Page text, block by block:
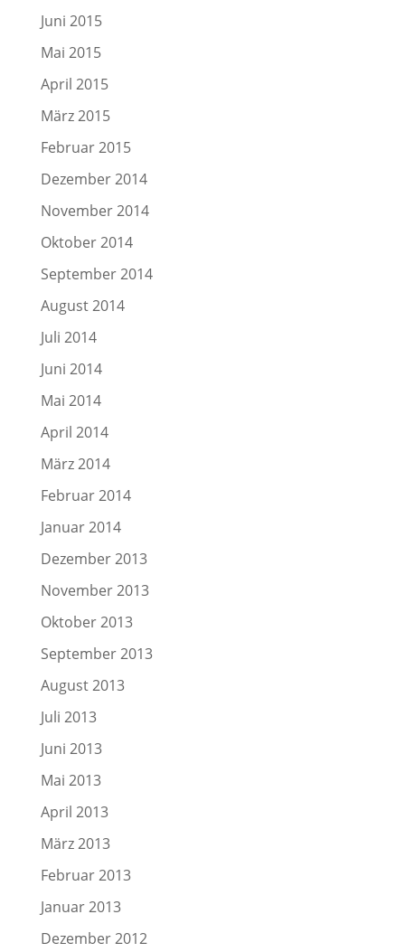
Juni 2015
Mai 2015
April 2015
März 2015
Februar 2015
Dezember 2014
November 2014
Oktober 2014
September 2014
August 2014
Juli 2014
Juni 2014
Mai 2014
April 2014
März 2014
Februar 2014
Januar 2014
Dezember 2013
November 2013
Oktober 2013
September 2013
August 2013
Juli 2013
Juni 2013
Mai 2013
April 2013
März 2013
Februar 2013
Januar 2013
Dezember 2012